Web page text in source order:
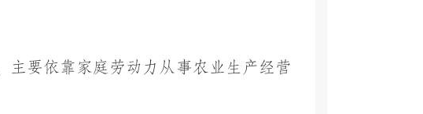
主要依靠家庭劳动力从事农业生产经营